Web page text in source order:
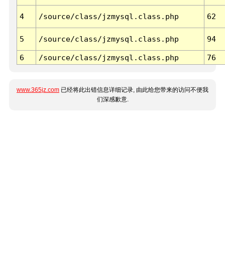
4 /source/class/jzmysql.class.php 62
5 /source/class/jzmysql.class.php 94
6 /source/class/jzmysql.class.php 76
www.365jz.com 已经将此出错信息详细记录, 由此给您带来的访问不便我
们深感歉意.